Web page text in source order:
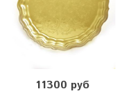
11300 руб